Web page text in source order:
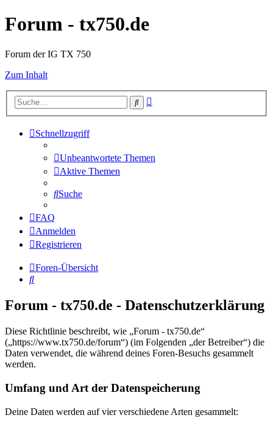
Forum - tx750.de
Forum der IG TX 750
Zum Inhalt
Suche
Schnellzugriff
Unbeantwortete Themen
Aktive Themen
Suche
FAQ
Anmelden
Registrieren
Foren-Übersicht
Suche
Forum - tx750.de - Datenschutzerklärung
Diese Richtlinie beschreibt, wie „Forum - tx750.de“
(„https://www.tx750.de/forum“) (im Folgenden „der Betreiber“) die
Daten verwendet, die während deines Foren-Besuchs gesammelt
werden.
Umfang und Art der Datenspeicherung
Deine Daten werden auf vier verschiedene Arten gesammelt: